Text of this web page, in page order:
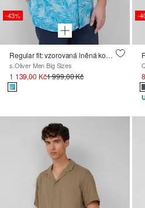
-43%
Regular fit: vzorovaná lněná košile s krátkým rukávem
s.Oliver Men Big Sizes
1 139,00 Kč1 999,00 Kč
-